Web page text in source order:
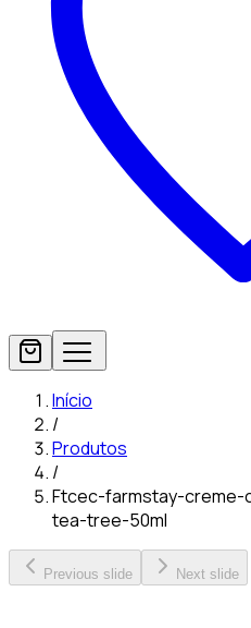
Início
/
Produtos
/
Ftcec-farmstay-
tea-tree-50ml
Previous slide Next slide